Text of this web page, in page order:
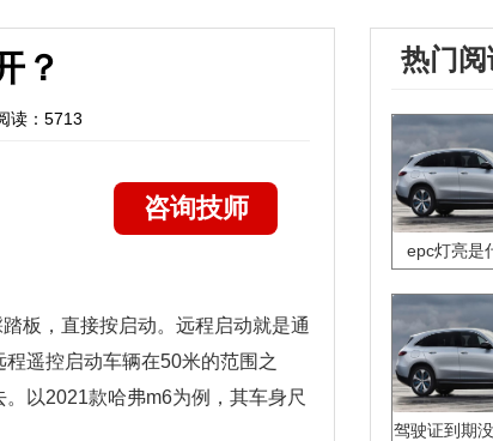
？
读：5713
咨询技师
板，直接按启动。远程启动就是通
遥控启动车辆在50米的范围之
以2021款哈弗m6为例，其车身尺
热门阅
epc灯亮是
驾驶证到期